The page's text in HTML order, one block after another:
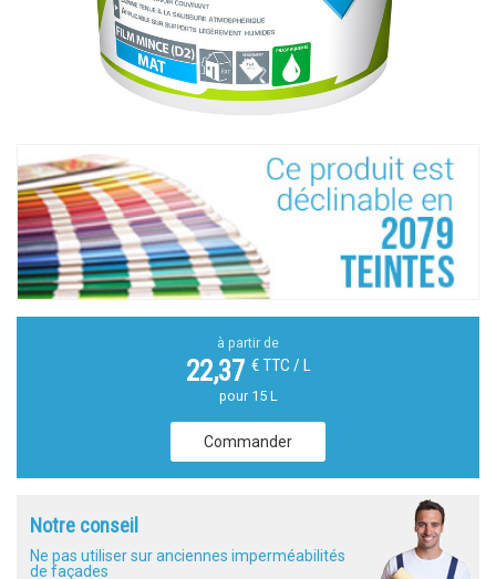
à partir de
22,37 € TTC / L
pour 15 L
Commander
Notre conseil
Ne pas utiliser sur anciennes imperméabilités
de façades